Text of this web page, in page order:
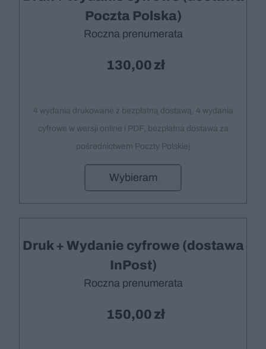
Poczta Polska)
Roczna prenumerata
130,00
4 wydania drukowane z bezpłatną dostawą, 4 wydania
cyfrowe w wersji online i PDF, bezpłatna dostawa za
pośrednictwem Poczty Polskiej
Wybieram
Druk + Wydanie cyfrowe (dostawa
InPost)
Roczna prenumerata
150,00